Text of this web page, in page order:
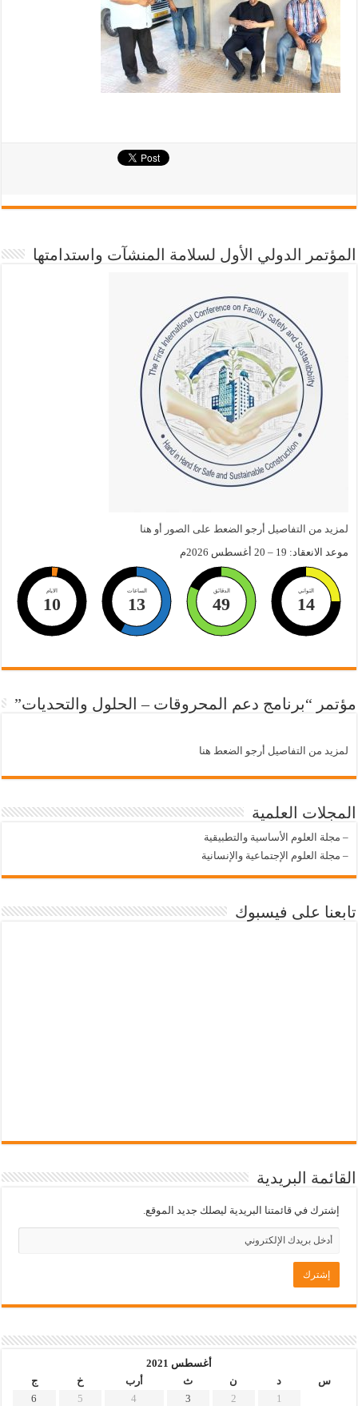
المؤتمر الدولي الأول لسلامة المنشآت واستدامتها
لمزيد من التفاصيل أرجو الضعط على الصور أو هنا
موعد الانعقاد: 19 – 20 أغسطس 2026م
الايام
10
الساعات
13
الدقائق
49
الثواني
13
مؤتمر “برنامج دعم المحروقات – الحلول والتحديات”
لمزيد من التفاصيل أرجو الضعط هنا
المجلات العلمية
– مجلة العلوم الأساسية والتطبيقية
– مجلة العلوم الإجتماعية والإنسانية
تابعنا على فيسبوك
القائمة البريدية
إشترك في قائمتنا البريدية ليصلك جديد الموقع.
أغسطس 2021
س
د ن ث أرب خ
ج
1
2
3
4
5
6